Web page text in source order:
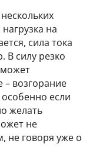
на
сила тока
В силу резко
– возгорание
если
желать
не
не говоря уже о